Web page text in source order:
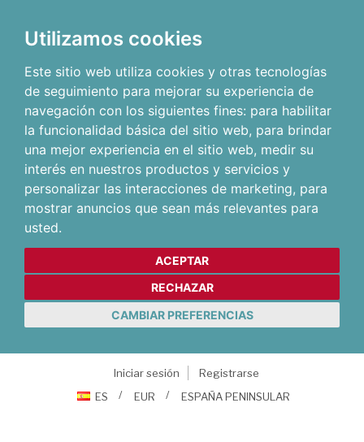
Utilizamos cookies
Este sitio web utiliza cookies y otras tecnologías
de seguimiento para mejorar su experiencia de
navegación con los siguientes fines: para habilitar
la funcionalidad básica del sitio web, para brindar
una mejor experiencia en el sitio web, medir su
interés en nuestros productos y servicios y
personalizar las interacciones de marketing, para
mostrar anuncios que sean más relevantes para
usted.
ACEPTAR
RECHAZAR
CAMBIAR PREFERENCIAS
Iniciar sesión
Registrarse
ES
EUR ESPAÑA PENINSULAR